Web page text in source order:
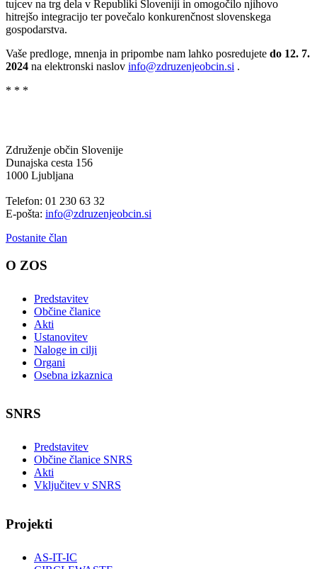
tujcev na trg dela v Republiki Sloveniji in omogočilo njihovo
hitrejšo integracijo ter povečalo konkurenčnost slovenskega
gospodarstva.
Vaše predloge, mnenja in pripombe nam lahko posredujete do 12. 7.
2024 na elektronski naslov info@zdruzenjeobcin.si .
* * *
Združenje občin Slovenije
Dunajska cesta 156
1000 Ljubljana
Telefon: 01 230 63 32
E-pošta: info@zdruzenjeobcin.si
Postanite član
O ZOS
Predstavitev
Občine članice
Akti
Ustanovitev
Naloge in cilji
Organi
Osebna izkaznica
SNRS
Predstavitev
Občine članice SNRS
Akti
Vključitev v SNRS
Projekti
AS-IT-IC